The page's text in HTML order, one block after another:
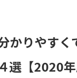
かりやすく
選【2020年